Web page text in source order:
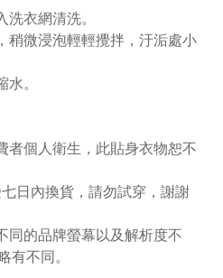
衣網清洗。
稍微浸泡輕輕攪拌，汙洉處小
。
者個人衛生，此貼身衣物恕不
日內換貨，請勿試穿，謝謝
同的品牌螢幕以及解析度不
不同。